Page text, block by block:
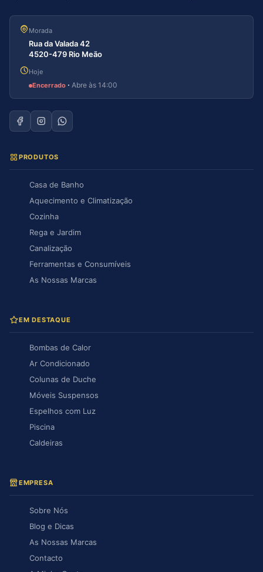
Morada
Rua da Valada 42
4520-479 Rio Meão
Hoje
Encerrado · Abre às 14:00
PRODUTOS
Casa de Banho
Aquecimento e Climatização
Cozinha
Rega e Jardim
Canalização
Ferramentas e Consumíveis
As Nossas Marcas
EM DESTAQUE
Bombas de Calor
Ar Condicionado
Colunas de Duche
Móveis Suspensos
Espelhos com Luz
Piscina
Caldeiras
EMPRESA
Sobre Nós
Blog e Dicas
As Nossas Marcas
Contacto